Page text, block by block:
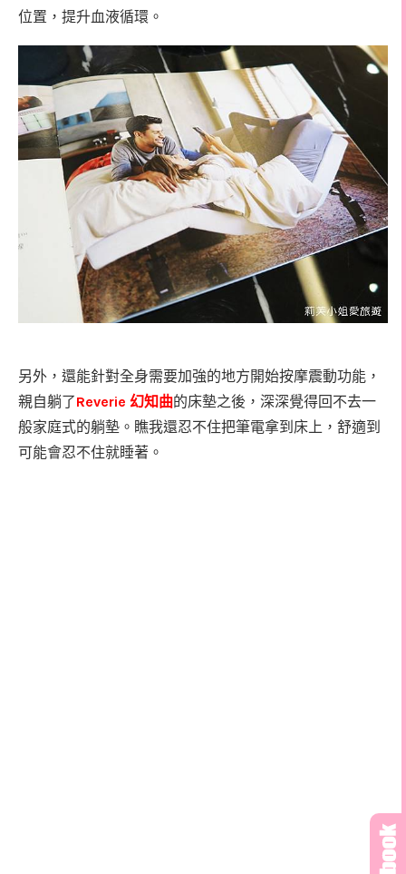
位置，提升血液循環。
另外，還能針對全身需要加強的地方開始按摩震動功能，
親自躺了Reverie 幻知曲的床墊之後，深深覺得回不去一
般家庭式的躺墊。瞧我還忍不住把筆電拿到床上，舒適到
可能會忍不住就睡著。